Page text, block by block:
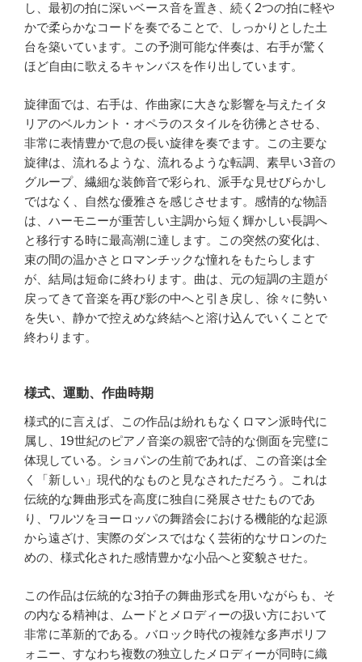
し、最初の拍に深いベース音を置き、続く2つの拍に軽や
かで柔らかなコードを奏でることで、しっかりとした土
台を築いています。この予測可能な伴奏は、右手が驚く
ほど自由に歌えるキャンバスを作り出しています。
旋律面では、右手は、作曲家に大きな影響を与えたイタ
リアのベルカント・オペラのスタイルを彷彿とさせる、
非常に表情豊かで息の長い旋律を奏でます。この主要な
旋律は、流れるような、流れるような転調、素早い3音の
グループ、繊細な装飾音で彩られ、派手な見せびらかし
ではなく、自然な優雅さを感じさせます。感情的な物語
は、ハーモニーが重苦しい主調から短く輝かしい長調へ
と移行する時に最高潮に達します。この突然の変化は、
束の間の温かさとロマンチックな憧れをもたらします
が、結局は短命に終わります。曲は、元の短調の主題が
戻ってきて音楽を再び影の中へと引き戻し、徐々に勢い
を失い、静かで控えめな終結へと溶け込んでいくことで
終わります。
様式、運動、作曲時期
様式的に言えば、この作品は紛れもなくロマン派時代に
属し、19世紀のピアノ音楽の親密で詩的な側面を完璧に
体現している。ショパンの生前であれば、この音楽は全
く「新しい」現代的なものと見なされただろう。これは
伝統的な舞曲形式を高度に独自に発展させたものであ
り、ワルツをヨーロッパの舞踏会における機能的な起源
から遠ざけ、実際のダンスではなく芸術的なサロンのた
めの、様式化された感情豊かな小品へと変貌させた。
この作品は伝統的な3拍子の舞曲形式を用いながらも、そ
の内なる精神は、ムードとメロディーの扱い方において
非常に革新的である。バロック時代の複雑な多声ポリフ
ォニー、すなわち複数の独立したメロディーが同時に織